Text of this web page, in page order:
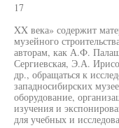
17
XX века» содержит
музейного
авторам, как А.Ф.
Сергиевская, Э.А.
др., обращаться к
западносибирских
оборудование,
изучения и
для учебных и